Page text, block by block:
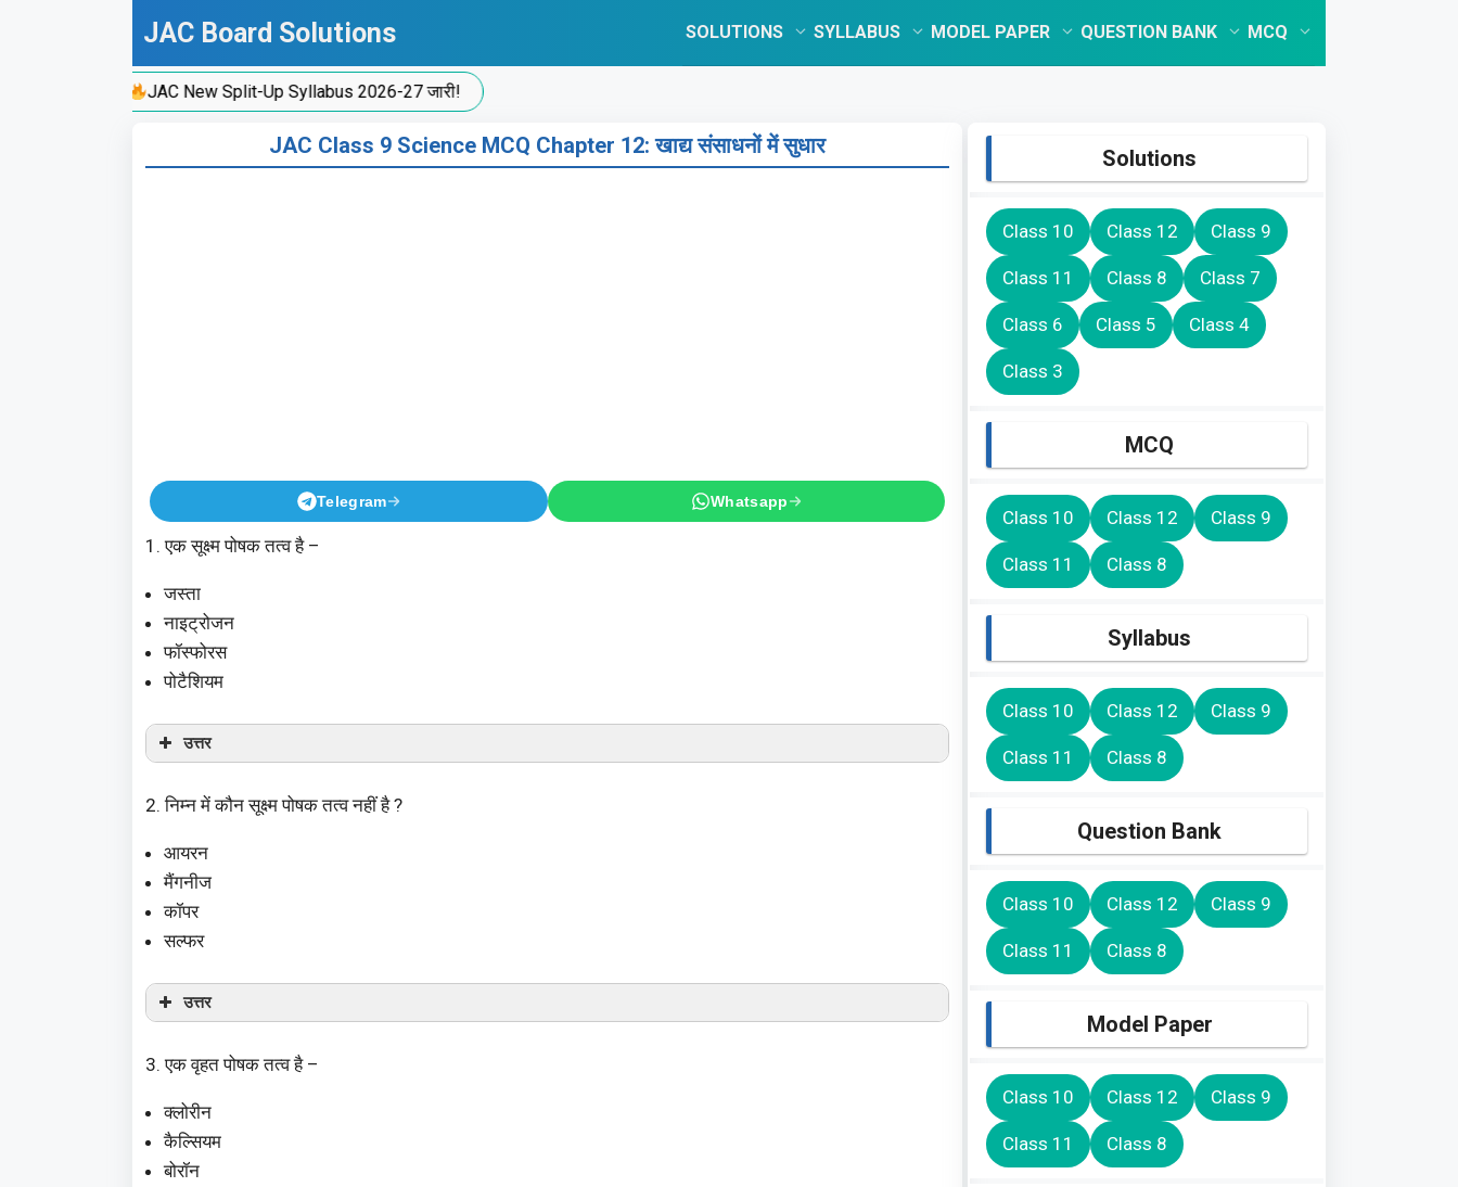
JAC Board Solutions SOLUTIONS SYLLABUS MODEL PAPER QUESTION BANK MCQ
JAC New Split-Up Syllabus 2026-27 जारी!
JAC Class 9 Science MCQ Chapter 12: खाद्य संसाधनों में सुधार
Telegram Whatsapp
1. एक सूक्ष्म पोषक तत्व है –
जस्ता
नाइट्रोजन
फॉस्फोरस
पोटैशियम
उत्तर
2. निम्न में कौन सूक्ष्म पोषक तत्व नहीं है ?
आयरन
मैंगनीज
कॉपर
सल्फर
उत्तर
3. एक वृहत पोषक तत्व है –
क्लोरीन
कैल्सियम
बोरॉन
Solutions
Class 10 Class 12 Class 9
Class 11 Class 8 Class 7
Class 6 Class 5 Class 4
Class 3
MCQ
Class 10 Class 12 Class 9
Class 11 Class 8
Syllabus
Class 10 Class 12 Class 9
Class 11 Class 8
Question Bank
Class 10 Class 12 Class 9
Class 11 Class 8
Model Paper
Class 10 Class 12 Class 9
Class 11 Class 8